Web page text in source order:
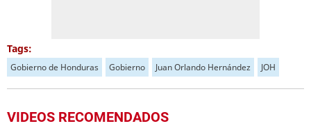
Tags:
Gobierno de Honduras Gobierno Juan Orlando Hernández JOH
VIDEOS RECOMENDADOS